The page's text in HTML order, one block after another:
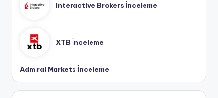
Interactive Brokers İnceleme
XTB İnceleme
Admiral Markets İnceleme